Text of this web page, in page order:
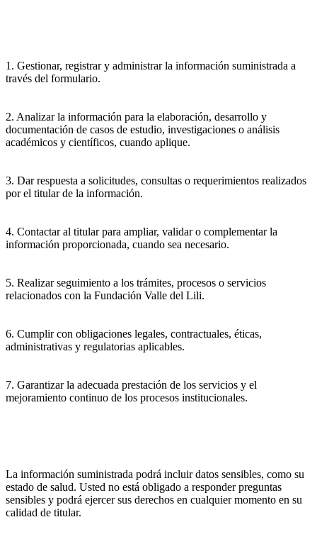
1. Gestionar, registrar y administrar la información suministrada a
través del formulario.
2. Analizar la información para la elaboración, desarrollo y
documentación de casos de estudio, investigaciones o análisis
académicos y científicos, cuando aplique.
3. Dar respuesta a solicitudes, consultas o requerimientos realizados
por el titular de la información.
4. Contactar al titular para ampliar, validar o complementar la
información proporcionada, cuando sea necesario.
5. Realizar seguimiento a los trámites, procesos o servicios
relacionados con la Fundación Valle del Lili.
6. Cumplir con obligaciones legales, contractuales, éticas,
administrativas y regulatorias aplicables.
7. Garantizar la adecuada prestación de los servicios y el
mejoramiento continuo de los procesos institucionales.
La información suministrada podrá incluir datos sensibles, como su
estado de salud. Usted no está obligado a responder preguntas
sensibles y podrá ejercer sus derechos en cualquier momento en su
calidad de titular.